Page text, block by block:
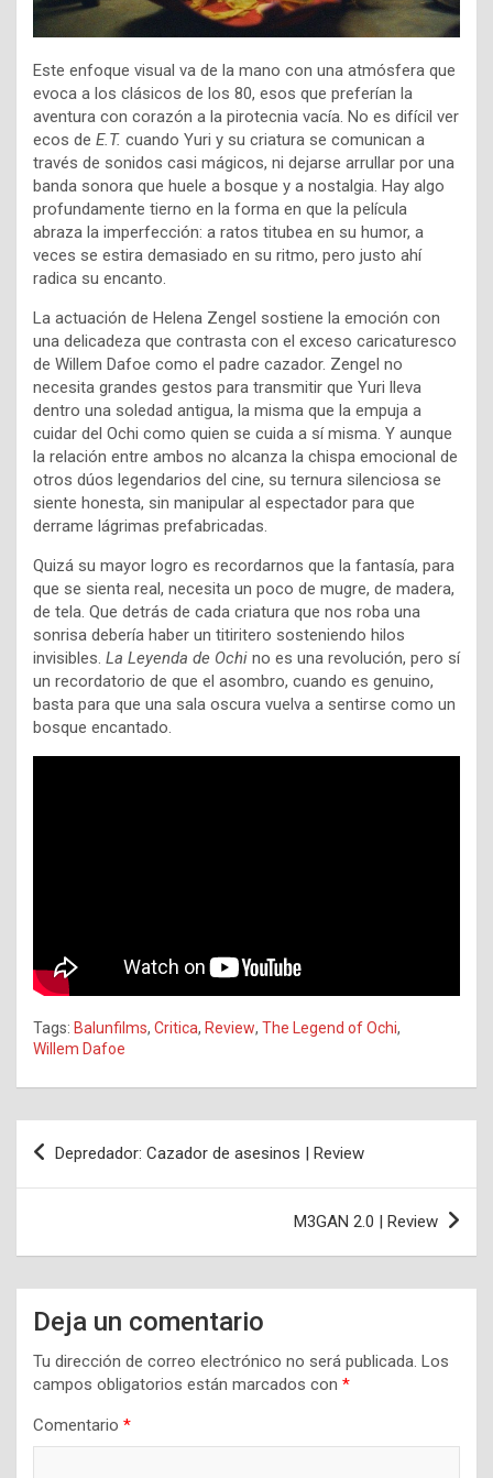
Este enfoque visual va de la mano con una atmósfera que
evoca a los clásicos de los 80, esos que preferían la
aventura con corazón a la pirotecnia vacía. No es difícil ver
ecos de E.T. cuando Yuri y su criatura se comunican a
través de sonidos casi mágicos, ni dejarse arrullar por una
banda sonora que huele a bosque y a nostalgia. Hay algo
profundamente tierno en la forma en que la película
abraza la imperfección: a ratos titubea en su humor, a
veces se estira demasiado en su ritmo, pero justo ahí
radica su encanto.
La actuación de Helena Zengel sostiene la emoción con
una delicadeza que contrasta con el exceso caricaturesco
de Willem Dafoe como el padre cazador. Zengel no
necesita grandes gestos para transmitir que Yuri lleva
dentro una soledad antigua, la misma que la empuja a
cuidar del Ochi como quien se cuida a sí misma. Y aunque
la relación entre ambos no alcanza la chispa emocional de
otros dúos legendarios del cine, su ternura silenciosa se
siente honesta, sin manipular al espectador para que
derrame lágrimas prefabricadas.
Quizá su mayor logro es recordarnos que la fantasía, para
que se sienta real, necesita un poco de mugre, de madera,
de tela. Que detrás de cada criatura que nos roba una
sonrisa debería haber un titiritero sosteniendo hilos
invisibles. La Leyenda de Ochi no es una revolución, pero sí
un recordatorio de que el asombro, cuando es genuino,
basta para que una sala oscura vuelva a sentirse como un
bosque encantado.
Tags: Balunfilms, Critica, Review, The Legend of Ochi,
Willem Dafoe
Navegación
Depredador: Cazador de asesinos | Review
M3GAN 2.0 | Review
Deja un comentario
Tu dirección de correo electrónico no será publicada. Los
campos obligatorios están marcados con *
Comentario *